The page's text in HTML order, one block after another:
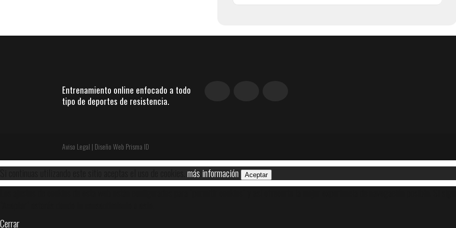
Entrenamiento online enfocado a todo
tipo de deportes de resistencia.
Aviso Legal | Diseño Web Prisma ID
más información Aceptar
Cerrar